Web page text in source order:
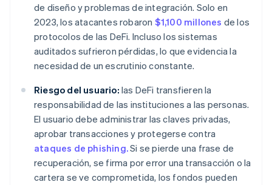
de diseño y problemas de integración. Solo en
2023, los atacantes robaron $1,100 millones de los
protocolos de las DeFi. Incluso los sistemas
auditados sufrieron pérdidas, lo que evidencia la
necesidad de un escrutinio constante.
Riesgo del usuario: las DeFi transfieren la
responsabilidad de las instituciones a las personas.
El usuario debe administrar las claves privadas,
aprobar transacciones y protegerse contra
ataques de phishing.Si se pierde una frase de
recuperación, se firma por error una transacción o la
cartera se ve comprometida, los fondos pueden